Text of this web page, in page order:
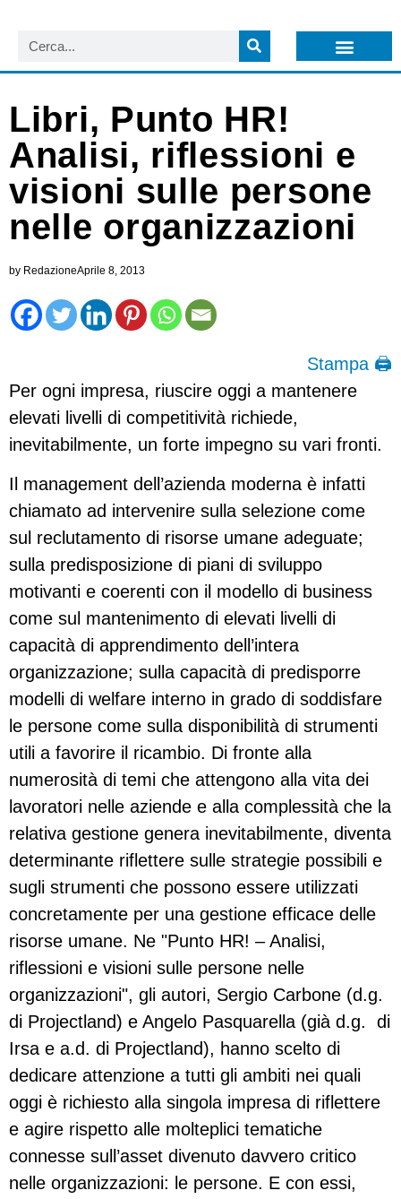
Libri, Punto HR!
Analisi, riflessioni e
visioni sulle persone
nelle organizzazioni
by RedazioneAprile 8, 2013
Stampa 🖨
Per ogni impresa, riuscire oggi a mantenere
elevati livelli di competitività richiede,
inevitabilmente, un forte impegno su vari fronti.
Il management dell’azienda moderna è infatti
chiamato ad intervenire sulla selezione come
sul reclutamento di risorse umane adeguate;
sulla predisposizione di piani di sviluppo
motivanti e coerenti con il modello di business
come sul mantenimento di elevati livelli di
capacità di apprendimento dell’intera
organizzazione; sulla capacità di predisporre
modelli di welfare interno in grado di soddisfare
le persone come sulla disponibilità di strumenti
utili a favorire il ricambio. Di fronte alla
numerosità di temi che attengono alla vita dei
lavoratori nelle aziende e alla complessità che la
relativa gestione genera inevitabilmente, diventa
determinante riflettere sulle strategie possibili e
sugli strumenti che possono essere utilizzati
concretamente per una gestione efficace delle
risorse umane. Ne "Punto HR! – Analisi,
riflessioni e visioni sulle persone nelle
organizzazioni", gli autori, Sergio Carbone (d.g.
di Projectland) e Angelo Pasquarella (già d.g. di
Irsa e a.d. di Projectland), hanno scelto di
dedicare attenzione a tutti gli ambiti nei quali
oggi è richiesto alla singola impresa di riflettere
e agire rispetto alle molteplici tematiche
connesse sull’asset divenuto davvero critico
nelle organizzazioni: le persone. E con essi,